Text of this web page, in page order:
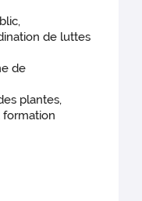
de luttes
de
plantes,
formation